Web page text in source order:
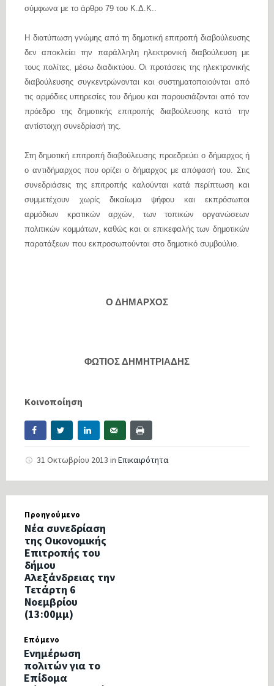
σύμφωνα με το άρθρο 79 του Κ.Δ.Κ..
Η διατύπωση γνώμης από τη δημοτική επιτροπή διαβούλευσης
δεν αποκλείει την παράλληλη ηλεκτρονική διαβούλευση με
τους πολίτες, μέσω διαδικτύου. Οι προτάσεις της ηλεκτρονικής
διαβούλευσης συγκεντρώνονται και συστηματοποιούνται από
τις αρμόδιες υπηρεσίες του δήμου και παρουσιάζονται από τον
πρόεδρο της δημοτικής επιτροπής διαβούλευσης κατά την
αντίστοιχη συνεδρίασή της.
Στη δημοτική επιτροπή διαβούλευσης προεδρεύει ο δήμαρχος ή
ο αντιδήμαρχος που ορίζει ο δήμαρχος με απόφασή του. Στις
συνεδριάσεις της επιτροπής καλούνται κατά περίπτωση και
συμμετέχουν χωρίς δικαίωμα ψήφου και εκπρόσωποι
αρμόδιων κρατικών αρχών, των τοπικών οργανώσεων
πολιτικών κομμάτων, καθώς και οι επικεφαλής των δημοτικών
παρατάξεων που εκπροσωπούνται στο δημοτικό συμβούλιο.
Ο ΔΗΜΑΡΧΟΣ
ΦΩΤΙΟΣ ΔΗΜΗΤΡΙΑΔΗΣ
Κοινοποίηση
31 Οκτωβρίου 2013 in Επικαιρότητα
Προηγούμενο
Νέα συνεδρίαση
της Οικονομικής
Επιτροπής του
δήμου
Αλεξάνδρειας την
Τετάρτη 6
Νοεμβρίου
(13:00μμ)
Επόμενο
Ενημέρωση
πολιτών για το
Επίδομα